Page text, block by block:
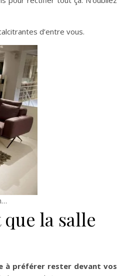
d’entre vous.
la salle
à préférer rester devant vos